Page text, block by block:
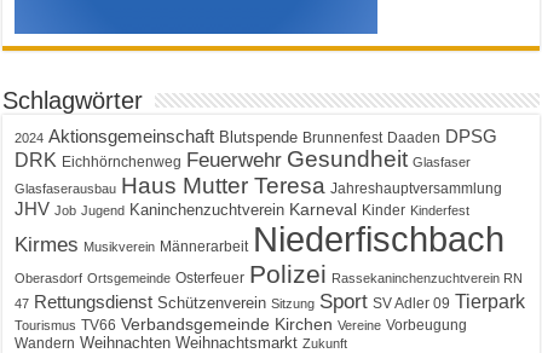
Schlagwörter
2024 Aktionsgemeinschaft Blutspende Brunnenfest Daaden DPSG
DRK Eichhörnchenweg Feuerwehr Gesundheit Glasfaser
Glasfaserausbau Haus Mutter Teresa Jahreshauptversammlung
JHV Job Jugend Kaninchenzuchtverein Karneval Kinder Kinderfest
Kirmes Musikverein Männerarbeit Niederfischbach
Oberasdorf Ortsgemeinde Osterfeuer Polizei Rassekaninchenzuchtverein RN
47 Rettungsdienst Schützenverein Sitzung Sport SV Adler 09 Tierpark
Tourismus TV66 Verbandsgemeinde Kirchen Vereine Vorbeugung
Wandern Weihnachten Weihnachtsmarkt Zukunft